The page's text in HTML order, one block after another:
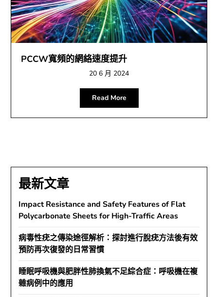
PCCW寬頻的網絡速度提升
20 6 月 2024
Read More
最新文章
Impact Resistance and Safety Features of Flat
Polycarbonate Sheets for High-Traffic Areas
病毒性疣之傳染途徑解析：探討進行脫疣方法後有效
預防再次復發的日常習慣
睡眠呼吸機與肥胖性肺換氣不足綜合症：呼吸機在複
雜病例中的應用